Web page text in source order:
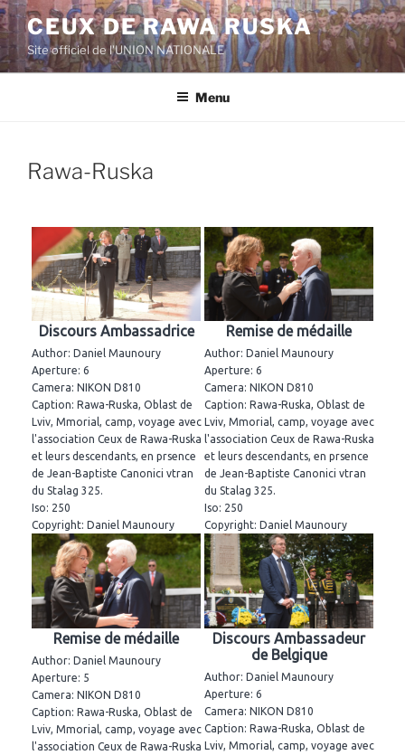
Aller
au
contenu
principal
CEUX DE RAWA RUSKA
Site officiel de l'UNION NATIONALE
Menu
Rawa-Ruska
Discours Ambassadrice
Author: Daniel Maunoury
Aperture: 6
Camera: NIKON D810
Caption: Rawa-Ruska, Oblast de
Lviv, Mmorial, camp, voyage avec
l'association Ceux de Rawa-Ruska
et leurs descendants, en prsence
de Jean-Baptiste Canonici vtran
du Stalag 325.
Iso: 250
Copyright: Daniel Maunoury
Remise de médaille
Author: Daniel Maunoury
Aperture: 6
Camera: NIKON D810
Caption: Rawa-Ruska, Oblast de
Lviv, Mmorial, camp, voyage avec
l'association Ceux de Rawa-Ruska
et leurs descendants, en prsence
de Jean-Baptiste Canonici vtran
du Stalag 325.
Iso: 250
Copyright: Daniel Maunoury
Remise de médaille
Author: Daniel Maunoury
Aperture: 5
Camera: NIKON D810
Caption: Rawa-Ruska, Oblast de
Lviv, Mmorial, camp, voyage avec
l'association Ceux de Rawa-Ruska
Discours Ambassadeur
de Belgique
Author: Daniel Maunoury
Aperture: 6
Camera: NIKON D810
Caption: Rawa-Ruska, Oblast de
Lviv, Mmorial, camp, voyage avec